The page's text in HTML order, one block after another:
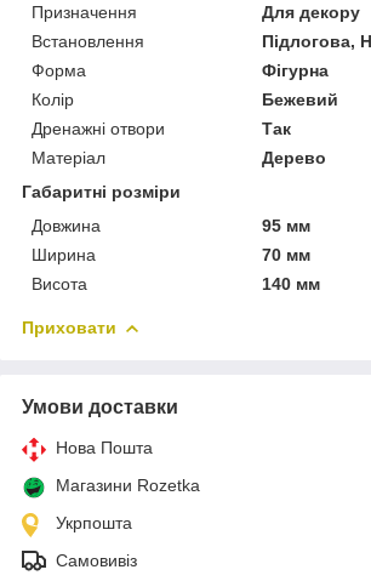
Призначення
Для декору
Встановлення
Підлогова,
Форма
Фігурна
Колір
Бежевий
Дренажні отвори
Так
Матеріал
Дерево
Габаритні розміри
Довжина
95 мм
Ширина
70 мм
Висота
140 мм
Приховати
Умови доставки
Нова Пошта
Магазини Rozetka
Укрпошта
Самовивіз